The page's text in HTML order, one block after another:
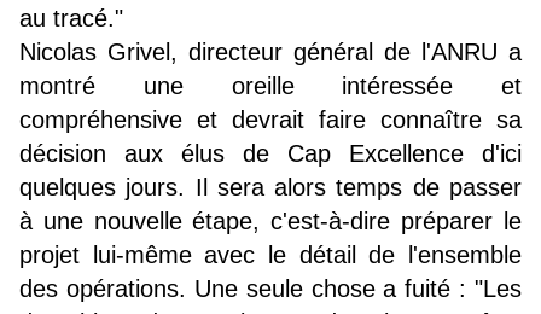
au tracé."
Nicolas Grivel, directeur général de l'ANRU a
montré une oreille intéressée et
compréhensive et devrait faire connaître sa
décision aux élus de Cap Excellence d'ici
quelques jours. Il sera alors temps de passer
à une nouvelle étape, c'est-à-dire préparer le
projet lui-même avec le détail de l'ensemble
des opérations. Une seule chose a fuité : "Les